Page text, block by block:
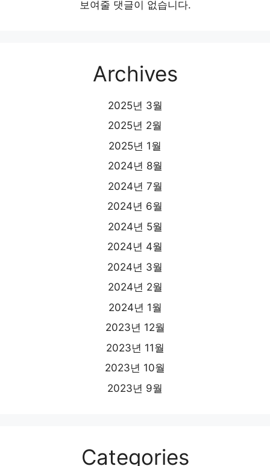
보여줄 댓글이 없습니다.
Archives
2025년 3월
2025년 2월
2025년 1월
2024년 8월
2024년 7월
2024년 6월
2024년 5월
2024년 4월
2024년 3월
2024년 2월
2024년 1월
2023년 12월
2023년 11월
2023년 10월
2023년 9월
Categories